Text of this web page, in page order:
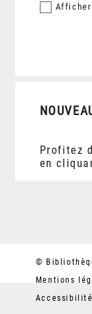
Afficher
Profitez
en
©
Mentions